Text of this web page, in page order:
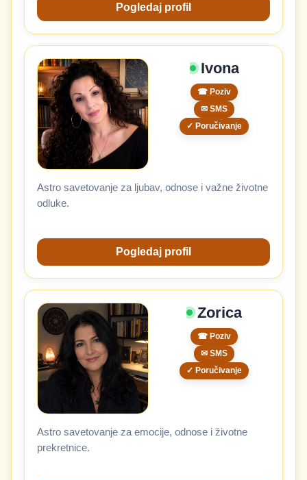
Pogledaj profil
Ivona
☎ Poziv
✉ SMS
✓ Poručivanje
Astro savetovanje za ljubav, odnose i važne životne
odluke.
Pogledaj profil
Zorica
☎ Poziv
✉ SMS
✓ Poručivanje
Astro savetovanje za emocije, odnose i životne
prekretnice.